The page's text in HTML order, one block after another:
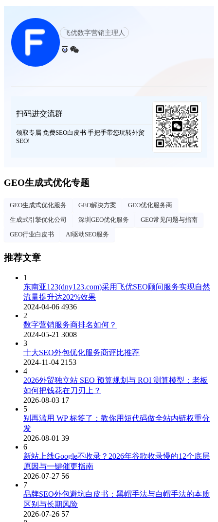
飞优数字营销主理人
扫码进交流群
领取专属 免费SEO白皮书 手把手带您玩转外贸
SEO!
GEO生成式优化专题
GEO生成式优化服务 GEO解决方案
GEO优化服务商
生成式引擎优化公司
深圳GEO优化服务
GEO常见问题与指南
GEO行业白皮书
AI驱动SEO服务
推荐文章
1
东南亚123(dny123.com)采用飞优SEO顾问服务实现自然
流量提升达202%效果
2024-04-06 4936
2
数字营销服务商排名如何？
2024-05-21 3008
3
十大SEO外包优化服务商评比推荐
2024-11-04 2153
4
2026外贸独立站 SEO 预算规划与 ROI 测算模型：老板
如何把钱花在刀刃上？
2026-08-03 17
5
别再滥用 WP 标签了：教你用短代码做全站内链权重分
发
2026-08-01 39
6
新站上线Google不收录？2026年谷歌收录慢的12个底层
原因与一键催更指南
2026-07-27 56
7
品牌SEO外包避坑白皮书：黑帽手法与白帽手法的本质
区别与长期风险
2026-07-26 57